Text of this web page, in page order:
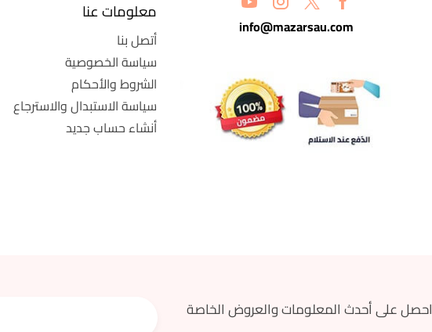
info@mazarsau.com
معلومات عنا
أتصل بنا
سياسة الخصوصية
الشروط والأحكام
سياسة الاستبدال والاسترجاع
أنشاء حساب جديد
احصل على أحدث المعلومات والعروض الخاصة